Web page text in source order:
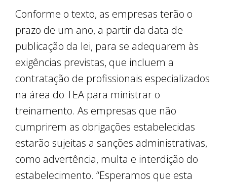
Conforme o texto, as empresas terão o
prazo de um ano, a partir da data de
publicação da lei, para se adequarem às
exigências previstas, que incluem a
contratação de profissionais especializados
na área do TEA para ministrar o
treinamento. As empresas que não
cumprirem as obrigações estabelecidas
estarão sujeitas a sanções administrativas,
como advertência, multa e interdição do
estabelecimento. “Esperamos que esta